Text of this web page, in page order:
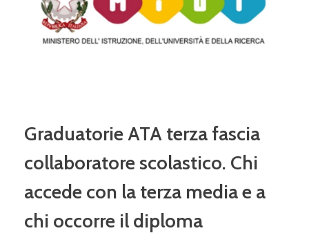
Graduatorie ATA terza fascia
collaboratore scolastico. Chi
accede con la terza media e a
chi occorre il diploma